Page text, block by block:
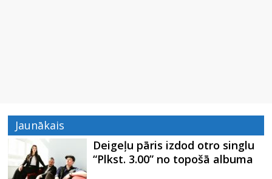
Jaunākais
Deigeļu pāris izdod otro singlu
“Plkst. 3.00” no topošā albuma